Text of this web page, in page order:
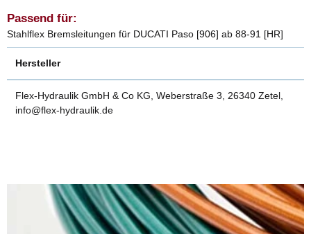
Passend für:
Stahlflex Bremsleitungen für DUCATI Paso [906] ab 88-91 [HR]
Hersteller
Flex-Hydraulik GmbH & Co KG, Weberstraße 3, 26340 Zetel,
info@flex-hydraulik.de